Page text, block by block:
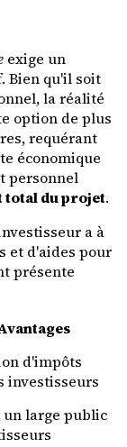
exige un
Bien qu'il soit
la réalité
option de plus
requérant
économique
personnel
total du projet.
a à
et d'aides pour
présente
d'impôts
investisseurs
un large public